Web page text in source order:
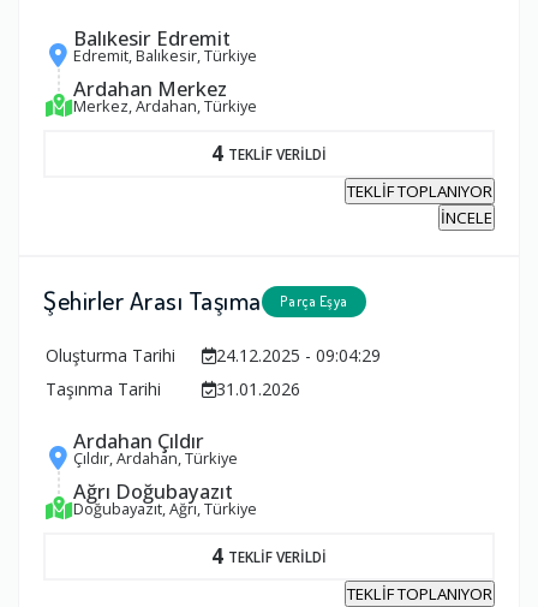
Balıkesir Edremit
Edremit, Balıkesir, Türkiye
Ardahan Merkez
Merkez, Ardahan, Türkiye
4 TEKLİF VERİLDİ
TEKLİF TOPLANIYOR
İNCELE
Şehirler Arası Taşıma Parça Eşya
Oluşturma Tarihi
24.12.2025 - 09:04:29
Taşınma Tarihi
31.01.2026
Ardahan Çıldır
Çıldır, Ardahan, Türkiye
Ağrı Doğubayazıt
Doğubayazıt, Ağrı, Türkiye
4 TEKLİF VERİLDİ
TEKLİF TOPLANIYOR